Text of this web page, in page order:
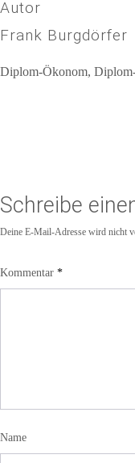
Autor
Frank Burgdörfer
Diplom-Ökonom,
Schreibe
Deine E-Mail-Adresse wird nicht
Kommentar *
Name